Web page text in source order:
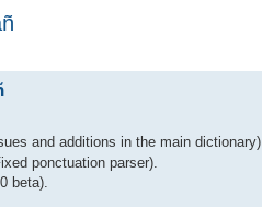
and additions in the main dictionary).
ponctuation parser).
beta).